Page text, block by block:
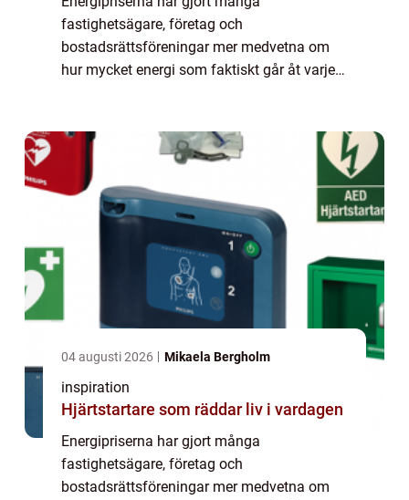
fastighetsägare, företag och
bostadsrättsföreningar mer medvetna om
hur mycket energi som faktiskt går åt varje
snabbt mellan milt, blåsigt och ...
04 augusti 2026 Mikaela Bergholm
inspiration
Hjärtstartare som räddar liv i vardagen
Energipriserna har gjort många
fastighetsägare, företag och
bostadsrättsföreningar mer medvetna om